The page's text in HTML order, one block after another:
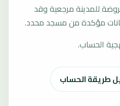
للمدينة مرجعية وقد
مؤكدة من مسجد محدد.
الحساب.
طريقة الحساب